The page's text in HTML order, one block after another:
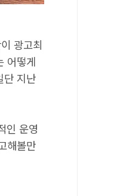
광고최
어떻게
단 지난
인 운영
해볼만